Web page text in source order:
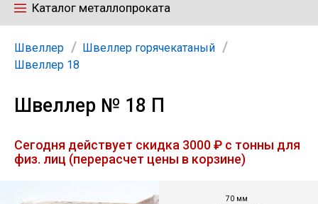
Каталог металлопроката
Арматура
Швеллер
Швеллер горячекатаный
Швеллер 18
Швеллер № 18 П
Сегодня действует скидка 3000 ₽ с тонны для
физ. лиц (перерасчет цены в корзине)
70 мм